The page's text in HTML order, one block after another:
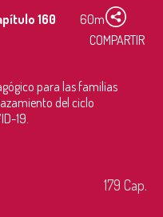
160
60m
COMPARTIR
para las familias
del ciclo
19.
179 Cap.